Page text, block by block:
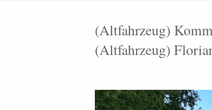
(Altfahrzeug)
(Altfahrzeug)